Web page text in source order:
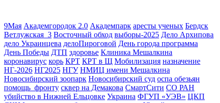
9Мая Академгородок 2.0 Академпарк аресты ученых Бердск
Ветлужская_3 Восточный обход выборы-2025 Дело Архипова
дело Украинцева делоПироговой День города программа
День Победы ДТП здоровье Клиника Мешалкина
коронавирус корь КРТ КРТ в Щ Мобилизация назначение
НГ-2026 НГ2025 НГУ НМИЦ имени Мешалкина
Новосибирский зоопарк Новосибирский суд оспа обезьян
помощь_фронту сквер на Демакова СмартСити СО РАН
убийство в Нижней Ельцовке Украина ФГУП «УЭВ» ЦКП